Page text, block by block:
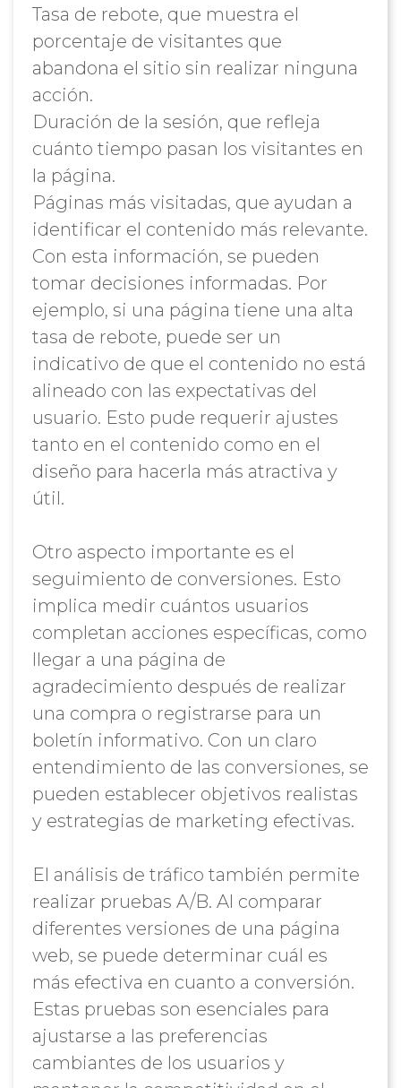
Tasa de rebote, que muestra el
porcentaje de visitantes que
abandona el sitio sin realizar ninguna
acción.
Duración de la sesión, que refleja
cuánto tiempo pasan los visitantes en
la página.
Páginas más visitadas, que ayudan a
identificar el contenido más relevante.
Con esta información, se pueden
tomar decisiones informadas. Por
ejemplo, si una página tiene una alta
tasa de rebote, puede ser un
indicativo de que el contenido no está
alineado con las expectativas del
usuario. Esto pude requerir ajustes
tanto en el contenido como en el
diseño para hacerla más atractiva y
útil.
Otro aspecto importante es el
seguimiento de conversiones. Esto
implica medir cuántos usuarios
completan acciones específicas, como
llegar a una página de
agradecimiento después de realizar
una compra o registrarse para un
boletín informativo. Con un claro
entendimiento de las conversiones, se
pueden establecer objetivos realistas
y estrategias de marketing efectivas.
El análisis de tráfico también permite
realizar pruebas A/B. Al comparar
diferentes versiones de una página
web, se puede determinar cuál es
más efectiva en cuanto a conversión.
Estas pruebas son esenciales para
ajustarse a las preferencias
cambiantes de los usuarios y